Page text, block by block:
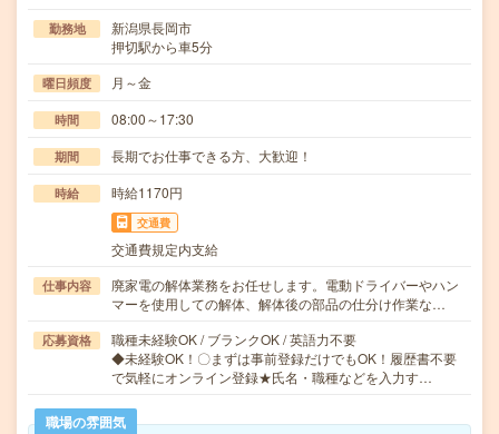
勤務地
新潟県長岡市
押切駅から車5分
曜日頻度 月～金
時間 08:00～17:30
期間 長期でお仕事できる方、大歓迎！
時給 時給1170円
交通費
交通費規定内支給
仕事内容
廃家電の解体業務をお任せします。電動ドライバーやハン
マーを使用しての解体、解体後の部品の仕分け作業な…
応募資格
職種未経験OK / ブランクOK / 英語力不要
◆未経験OK！〇まずは事前登録だけでもOK！履歴書不要
で気軽にオンライン登録★氏名・職種などを入力す…
職場の雰囲気